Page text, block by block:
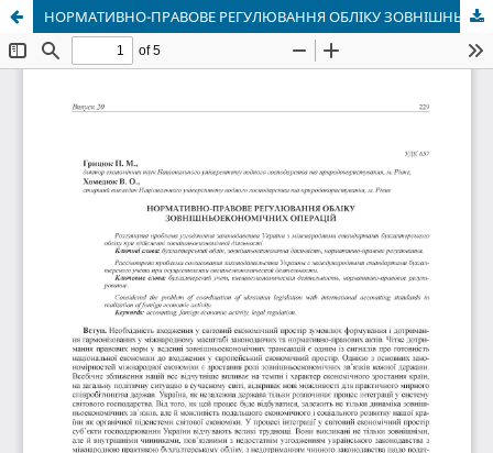
НОРМАТИВНО-ПРАВОВЕ РЕГУЛЮВАННЯ ОБЛІКУ ЗОВНІШНЬОЕКОНОМІЧНИХ ОПЕРАЦІЙ